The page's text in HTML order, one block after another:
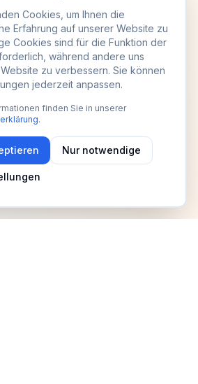
Cookies, um Ihnen die
Erfahrung auf unserer Website zu
Cookies sind für die Funktion der
während andere uns
zu verbessern. Sie können
jederzeit anpassen.
finden Sie in unserer
.
Nur notwendige